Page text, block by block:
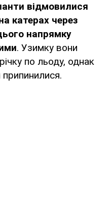
відмовилися
катерах через
напрямку
. Узимку вони
по льоду, однак
припинилися.